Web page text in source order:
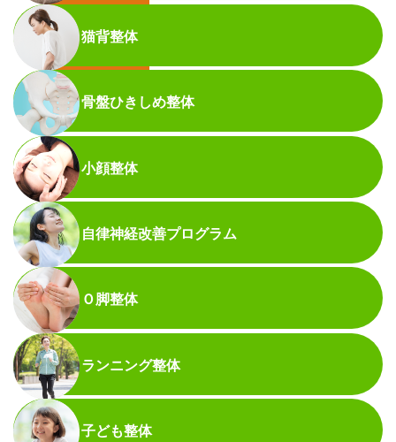
猫背整体
骨盤ひきしめ整体
小顔整体
自律神経改善プログラム
Ｏ脚整体
ランニング整体
子ども整体